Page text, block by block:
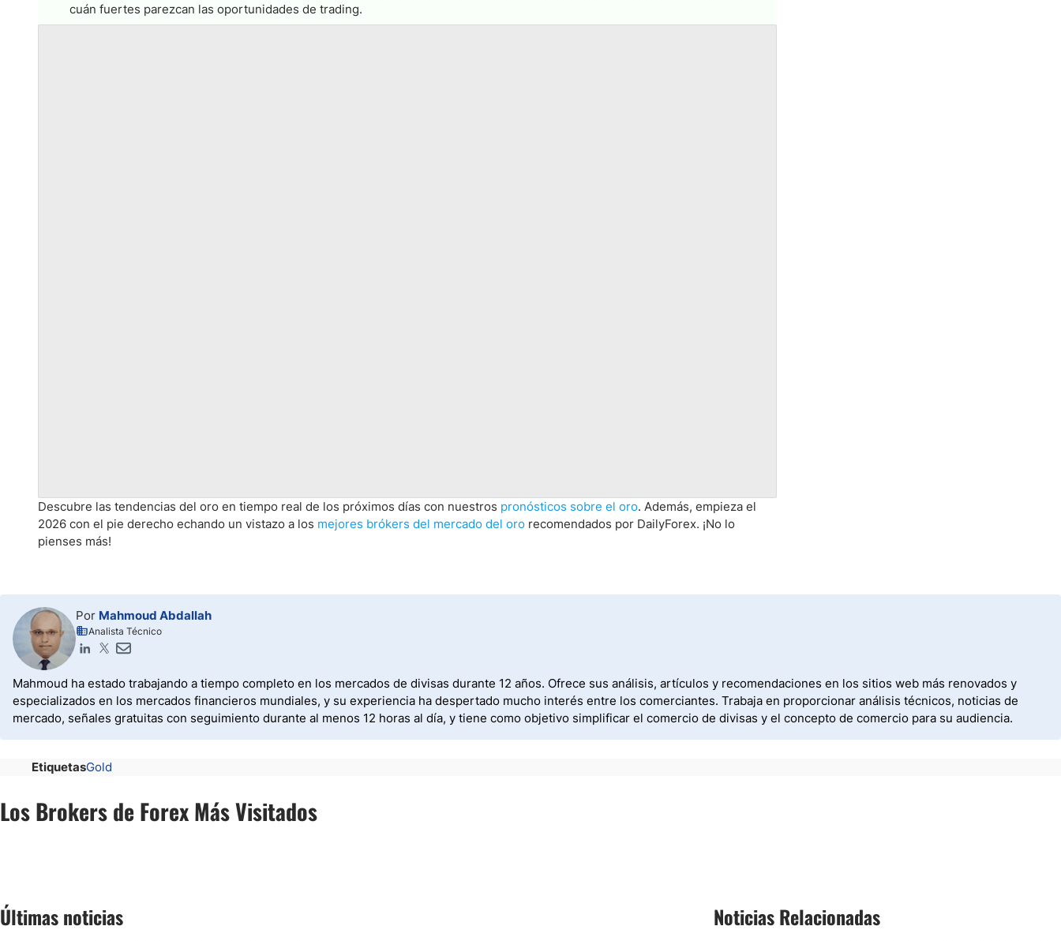
cuán fuertes parezcan las oportunidades de trading.
Descubre las tendencias del oro en tiempo real de los próximos días con nuestros pronósticos sobre el oro. Además, empieza el
2026 con el pie derecho echando un vistazo a los mejores brókers del mercado del oro recomendados por DailyForex. ¡No lo
pienses más!
Por Mahmoud Abdallah
Analista Técnico
Mahmoud ha estado trabajando a tiempo completo en los mercados de divisas durante 12 años. Ofrece sus análisis, artículos y recomendaciones en los sitios web más renovados y
especializados en los mercados financieros mundiales, y su experiencia ha despertado mucho interés entre los comerciantes. Trabaja en proporcionar análisis técnicos, noticias de
mercado, señales gratuitas con seguimiento durante al menos 12 horas al día, y tiene como objetivo simplificar el comercio de divisas y el concepto de comercio para su audiencia.
EtiquetasGold
Los Brokers de Forex Más Visitados
Últimas noticias Noticias Relacionadas